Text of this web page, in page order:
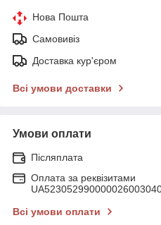
Нова Пошта
Самовивіз
Доставка кур'єром
Всі умови доставки
Умови оплати
Післяплата
Оплата за реквізитами
Всі умови оплати